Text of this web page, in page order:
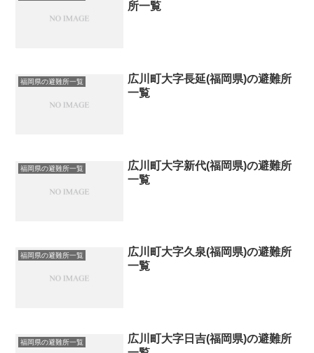
所一覧
福岡県の避難所一覧
広川町大字長延(福岡県)の避難所
一覧
福岡県の避難所一覧
広川町大字新代(福岡県)の避難所
一覧
福岡県の避難所一覧
広川町大字久泉(福岡県)の避難所
一覧
福岡県の避難所一覧
広川町大字日吉(福岡県)の避難所